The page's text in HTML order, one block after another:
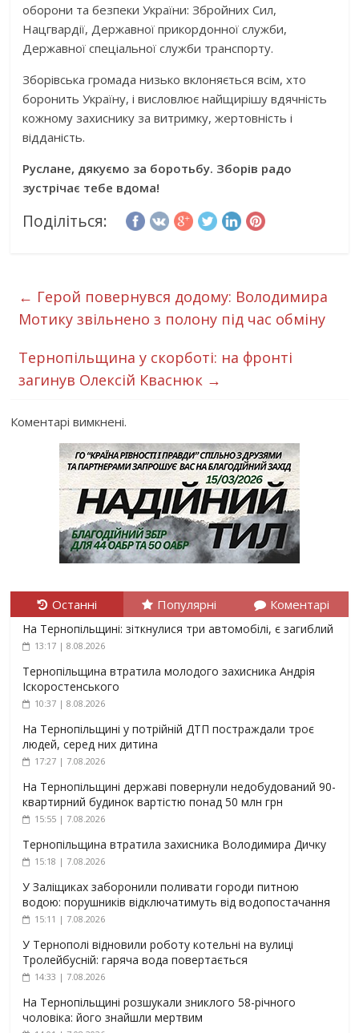
оборони та безпеки України: Збройних Сил,
Нацгвардії, Державної прикордонної служби,
Державної спеціальної служби транспорту.
Зборівська громада низько вклоняється всім, хто
боронить Україну, і висловлює найщирішу вдячність
кожному захиснику за витримку, жертовність і
відданість.
Руслане, дякуємо за боротьбу. Зборів радо
зустрічає тебе вдома!
Поділіться:
← Герой повернувся додому: Володимира
Мотику звільнено з полону під час обміну
Тернопільщина у скорботі: на фронті
загинув Олексій Кваснюк →
Коментарі вимкнені.
Останні Популярні Коментарі
На Тернопільщині: зіткнулися три автомобілі, є загиблий
13:17 | 8.08.2026
Тернопільщина втратила молодого захисника Андрія
Іскоростенського
10:37 | 8.08.2026
На Тернопільщині у потрійній ДТП постраждали троє
людей, серед них дитина
17:27 | 7.08.2026
На Тернопільщині державі повернули недобудований 90-
квартирний будинок вартістю понад 50 млн грн
15:55 | 7.08.2026
Тернопільщина втратила захисника Володимира Дичку
15:18 | 7.08.2026
У Заліщиках заборонили поливати городи питною
водою: порушників відключатимуть від водопостачання
15:11 | 7.08.2026
У Тернополі відновили роботу котельні на вулиці
Тролейбусній: гаряча вода повертається
14:33 | 7.08.2026
На Тернопільщині розшукали зниклого 58-річного
чоловіка: його знайшли мертвим